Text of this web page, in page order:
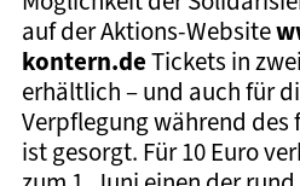
auf der Aktions-Website
kontern.deTickets in
erhältlich – und auch für
Verpflegung während des
ist gesorgt. Für 10 Euro